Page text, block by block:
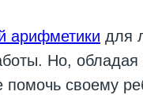
арифметики для
Но,
своему